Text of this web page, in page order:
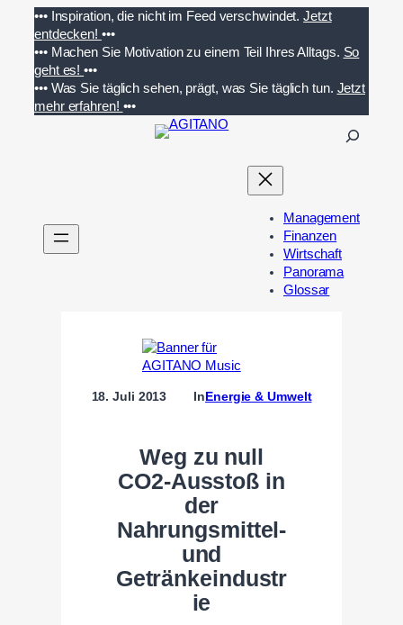
Inhalt
springen
••• Inspiration, die nicht im Feed verschwindet. Jetzt
entdecken! •••
••• Machen Sie Motivation zu einem Teil Ihres Alltags. So
geht es!•••
••• Was Sie täglich sehen, prägt, was Sie täglich tun. Jetzt
mehr erfahren! •••
n
Management
Finanzen
Wirtschaft
Panorama
Glossar
18. Juli 2013 InEnergie & Umwelt
Weg zu null
CO2-Ausstoß in
der
Nahrungsmittel-
und
Getränkeindustr
ie